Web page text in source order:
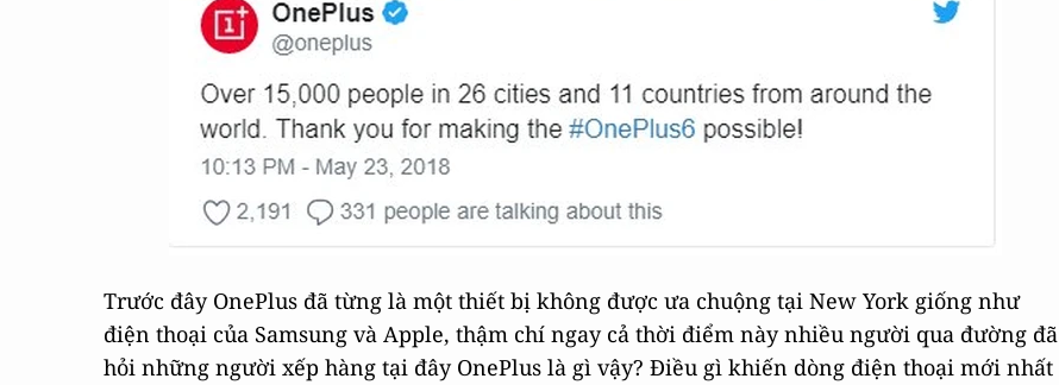
Trước đây OnePlus đã từng là một thiết bị không được ưa chuộng tại New York giống như
điện thoại của Samsung và Apple, thậm chí ngay cả thời điểm này nhiều người qua đường đã
hỏi những người xếp hàng tại đây OnePlus là gì vậy? Điều gì khiến dòng điện thoại mới nhất